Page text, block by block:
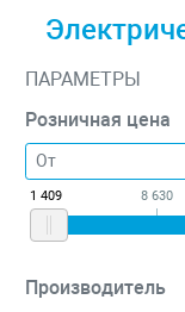
ПАРАМЕТРЫ
Розничная цена
1 409 8 630
Производитель